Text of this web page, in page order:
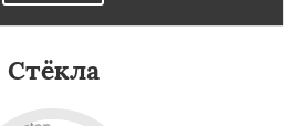
Стёкла